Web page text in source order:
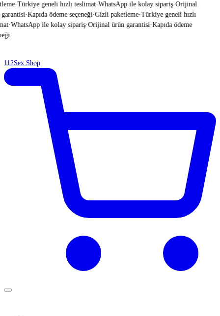
·Türkiye geneli hızlı teslimat·WhatsApp ile kolay sipariş·Orijinal
·Kapıda ödeme seçeneği·Gizli paketleme·Türkiye geneli hızlı
·WhatsApp ile kolay sipariş·Orijinal ürün garantisi·Kapıda ödeme
·
112Sex Shop